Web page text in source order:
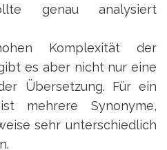
genau analysiert
Komplexität der
es aber nicht nur eine
Übersetzung. Für ein
mehrere Synonyme,
sehr unterschiedlich